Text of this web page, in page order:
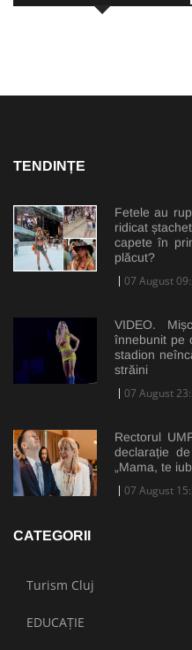
TENDINȚE
Fetele au
ridicat
capete în
plăcut?
07 August
VIDEO.
înnebunit pe
stadion
străini
07 August
Rectorul
declarație
„Mama, te
07 August
CATEGORII
Turism Cluj
EDUCAȚIE